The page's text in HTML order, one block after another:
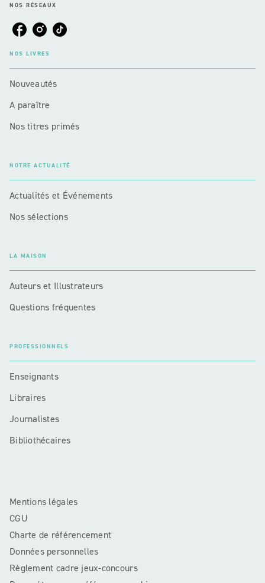
NOS RÉSEAUX
NOS LIVRES
Nouveautés
A paraître
Nos titres primés
NOTRE ACTUALITÉ
Actualités et Événements
Nos sélections
LA MAISON
Auteurs et Illustrateurs
Questions fréquentes
PROFESSIONNELS
Enseignants
Libraires
Journalistes
Bibliothécaires
Mentions légales
CGU
Charte de référencement
Données personnelles
Règlement cadre jeux-concours